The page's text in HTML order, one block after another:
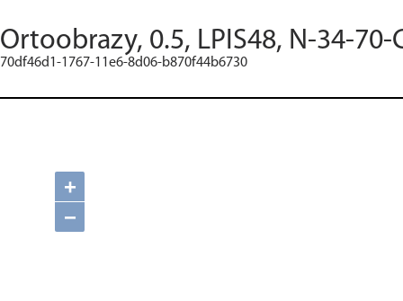
Ortoobrazy, 0.5, LPIS48, N-34-70-
70df46d1-1767-11e6-8d06-b870f44b6730
+
−